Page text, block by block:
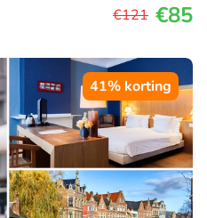
€121 €85
41% korting